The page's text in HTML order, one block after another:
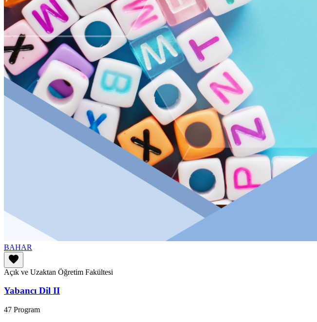
BAHAR
favorite
Açık ve Uzaktan Öğretim Fakültesi
Yabancı Dil II
47 Program